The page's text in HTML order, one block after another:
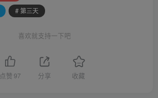
# 第三天
喜欢就支持一下吧
点赞 97 分享 收藏